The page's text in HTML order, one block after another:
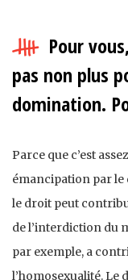
Pour
pas non plus
domination.
Parce que c’est
émancipation par
le droit peut
de l’interdiction du
par exemple, a
l’homosexualité. Le